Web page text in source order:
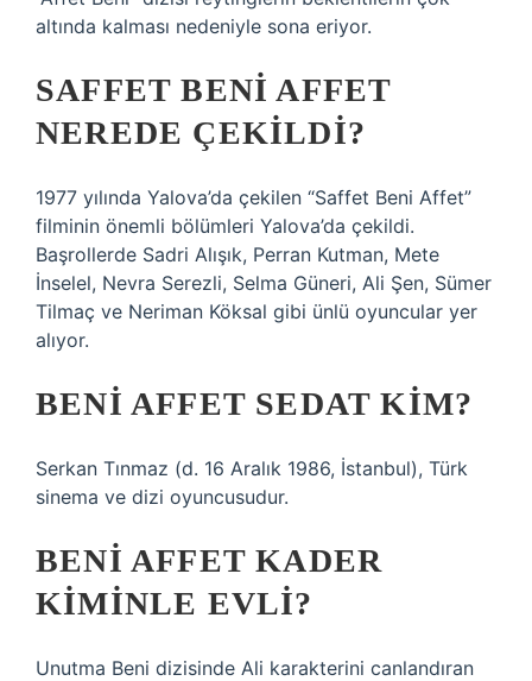
altında kalması nedeniyle sona eriyor.
SAFFET BENI AFFET
NEREDE ÇEKILDI?
1977 yılında Yalova’da çekilen “Saffet Beni Affet”
filminin önemli bölümleri Yalova’da çekildi.
Başrollerde Sadri Alışık, Perran Kutman, Mete
İnselel, Nevra Serezli, Selma Güneri, Ali Şen, Sümer
Tilmaç ve Neriman Köksal gibi ünlü oyuncular yer
alıyor.
BENI AFFET SEDAT KIM?
Serkan Tınmaz (d. 16 Aralık 1986, İstanbul), Türk
sinema ve dizi oyuncusudur.
BENI AFFET KADER
KIMINLE EVLI?
Unutma Beni dizisinde Ali karakterini canlandıran